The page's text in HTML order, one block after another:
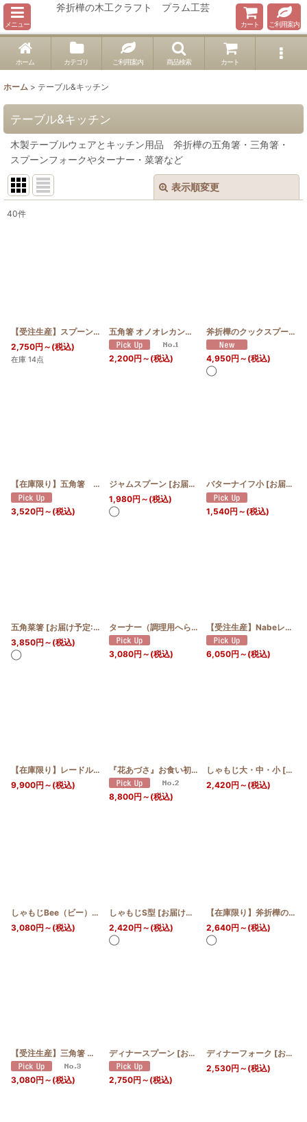
メニュー
斧折樺の木工クラフト プラム工芸
カート ご利用案内
ホーム カテゴリ ご利用案内 商品検索 カート
ホーム > テーブル&キッチン
テーブル&キッチン
木製テーブルウェアとキッチン用品 斧折樺の五角箸・三角箸・
スプーンフォークやターナー・菜箸など
表示順変更
並び順:
絞り込む
40件
【受注生産】スプーン リス [お届け予定:6〜8週間
2,750円 ～ (税込)
在庫 14点
五角箸 オノオレカンバ お届け予定:7日〜10日]
2,200円 ～ (税込)
斧折樺のクックスプーン（調理用スプーン）
4,950円 ～ (税込)
◯
【在庫限り】五角箸 世界の銘木イペ [お届け予定:7日〜10日]
3,520円 ～ (税込)
ジャムスプーン [お届け予定:7日〜14日
]
1,980円 ～ (税込)
◯
バターナイフ小 [お届け予定:7日〜14日
1,540円 ～ (税込)
五角菜箸 [お届け予定:14日〜28日
]
3,850円 ～ (税込)
◯
ターナー（調理用へら） お届け予定:14日〜28日
3,080円 ～ (税込)
【受注生産】Nabeレードル
6,050円 ～ (税込)
【在庫限り】レードル大・小 [お届け予定:14日〜28日 ]
9,900円 ～ (税込)
『花あづさ』お食い初めセット【オンラインショップ限定品】
8,800円 ～ (税込)
しゃもじ大・中・小 [お届
2,420円 ～ (税込)
しゃもじBee（ビー）
[お届け予定:7日〜14日]
3,080円 ～ (税込)
しゃもじS型 [お届け予定:7日〜14日
]
2,420円 ～ (税込)
◯
【在庫限り】斧折樺のバターナイフ大
2,640円 ～ (税込)
◯
【受注生産】三角箸 オノオレカンバ [お届け予定:6週間]
3,080円 ～ (税込)
ディナースプーン [お届け予定:7日〜21日 ]
2,750円 ～ (税込)
ディナーフォーク [お届け予定:7日〜21日
2,530円 ～ (税込)